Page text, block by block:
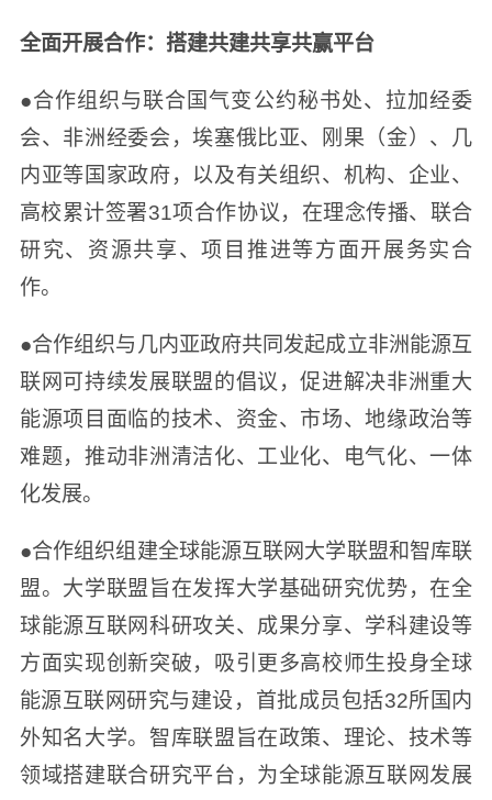
全面开展合作：搭建共建共享共赢平台
●合作组织与联合国气变公约秘书处、拉加经委
会、非洲经委会，埃塞俄比亚、刚果（金）、几
内亚等国家政府，以及有关组织、机构、企业、
高校累计签署31项合作协议，在理念传播、联合
研究、资源共享、项目推进等方面开展务实合
作。
●合作组织与几内亚政府共同发起成立非洲能源互
联网可持续发展联盟的倡议，促进解决非洲重大
能源项目面临的技术、资金、市场、地缘政治等
难题，推动非洲清洁化、工业化、电气化、一体
化发展。
●合作组织组建全球能源互联网大学联盟和智库联
盟。大学联盟旨在发挥大学基础研究优势，在全
球能源互联网科研攻关、成果分享、学科建设等
方面实现创新突破，吸引更多高校师生投身全球
能源互联网研究与建设，首批成员包括32所国内
外知名大学。智库联盟旨在政策、理论、技术等
领域搭建联合研究平台，为全球能源互联网发展